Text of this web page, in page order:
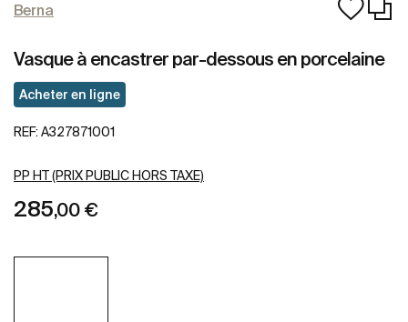
Berna
Vasque à encastrer par-dessous en porcelaine
Acheter en ligne
REF: A327871001
PP HT (PRIX PUBLIC HORS TAXE)
285,00 €